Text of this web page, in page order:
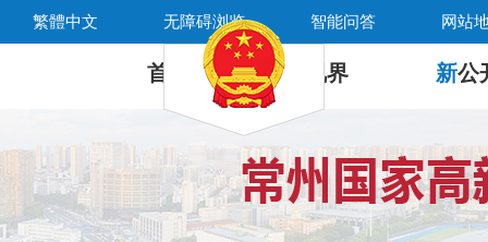
繁體中文 无障碍浏览 智能问答 网站
首 页 新 视界 新公